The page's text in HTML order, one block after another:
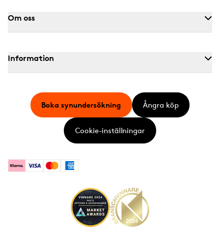
Om oss
Information
KlarnaVisa MastercardAmerican Express
Boka synundersökning Ångra köp
Cookie-inställningar